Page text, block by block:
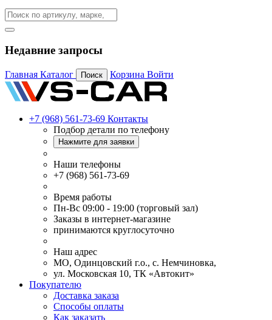
Недавние запросы
Главная Каталог Поиск Корзина Войти
+7 (968) 561-73-69 Контакты
Подбор детали по телефону
Нажмите для заявки
Наши телефоны
+7 (968) 561-73-69
Время работы
Пн-Вс 09:00 - 19:00 (торговый зал)
Заказы в интернет-магазине
принимаются круглосуточно
Наш адрес
МО, Одинцовский г.о., с. Немчиновка,
ул. Московская 10, ТК «Автокит»
Покупателю
Доставка заказа
Способы оплаты
Как заказать